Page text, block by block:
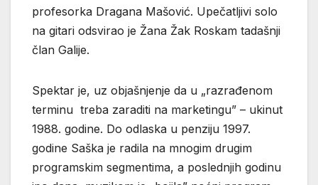
profesorka Dragana Mašović. Upečatljivi solo
na gitari odsvirao je Žana Žak Roskam tadašnji
član Galije.
Spektar je, uz objašnjenje da u „razrađenom
terminu treba zaraditi na marketingu” – ukinut
1988. godine. Do odlaska u penziju 1997.
godine Saška je radila na mnogim drugim
programskim segmentima, a poslednjih godinu